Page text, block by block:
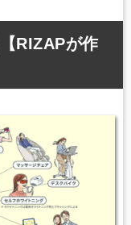
RIZAPが作